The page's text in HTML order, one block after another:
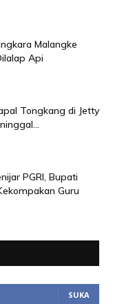
Malangke
Api
Tongkang di Jetty
PGRI, Bupati
Guru
SUKA